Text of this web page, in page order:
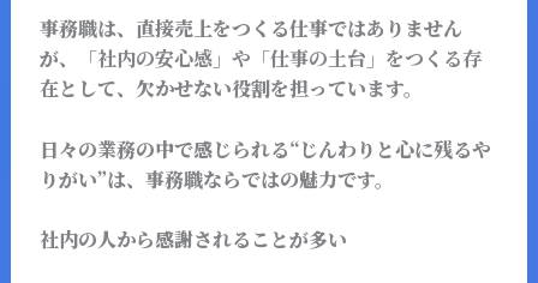
事務職は、直接売上をつくる仕事ではありません
が、
「社内の安心感」や「仕事の土台」をつくる存
在として、欠かせない役割を担っています。
日々の業務の中で感じられる“じんわりと心に残るや
りがい”は、事務職ならではの魅力です。
社内の人から感謝されることが多い